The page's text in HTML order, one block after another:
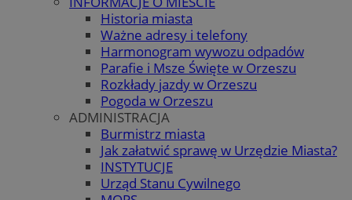
Historia miasta
Ważne adresy i telefony
Harmonogram wywozu odpadów
Parafie i Msze Święte w Orzeszu
Rozkłady jazdy w Orzeszu
Pogoda w Orzeszu
ADMINISTRACJA
Burmistrz miasta
Jak załatwić sprawę w Urzędzie Miasta?
INSTYTUCJE
Urząd Stanu Cywilnego